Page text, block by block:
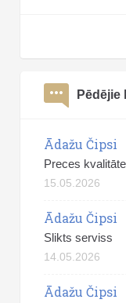
Pēdējie
Ādažu Čipsi
Preces kvalitāte
15.05.2026
Ādažu Čipsi
Slikts serviss
14.05.2026
Ādažu Čipsi